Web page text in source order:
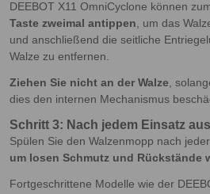
DEEBOT X11 OmniCyclone können
Taste zweimal antippen, um das
und anschließend die seitliche
Walze zu entfernen.
Ziehen Sie nicht an der Walze,
dies den internen Mechanismus
Schritt 3: Nach jedem Einsatz
Spülen Sie den Walzenmopp nach
um losen Schmutz und Rückstände
Fortgeschrittene Modelle wie der